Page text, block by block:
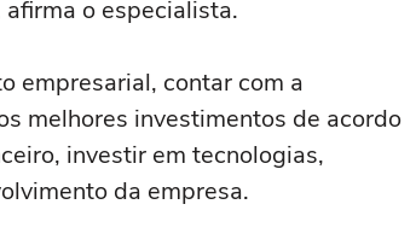
o especialista.
empresarial, contar com a
melhores investimentos de acordo
investir em tecnologias,
da empresa.